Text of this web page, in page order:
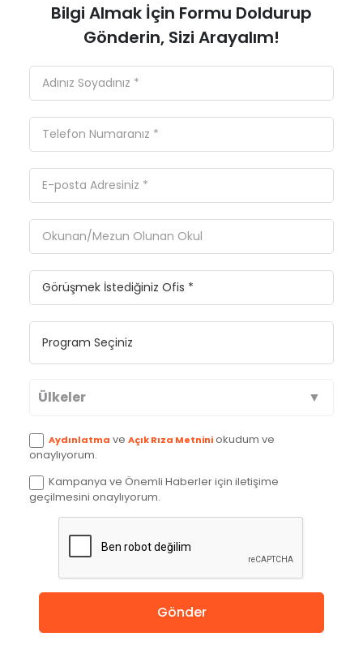
Bilgi Almak İçin Formu Doldurup
Gönderin, Sizi Arayalım!
Ülkeler
Avustralya
Kanada
İngiltere
Amerika
Aydınlatma ve Açık Rıza Metniniokudum ve
onaylıyorum.
Kampanya ve Önemli Haberler için iletişime
geçilmesini onaylıyorum.
Gönder